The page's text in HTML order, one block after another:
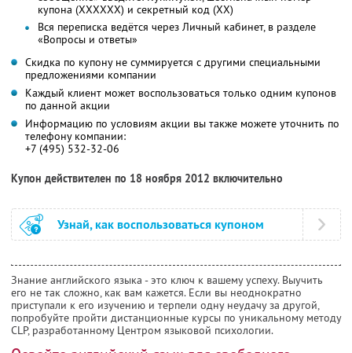
купона (ХХХХХХ) и секретный код (ХХ)
Вся переписка ведётся через Личный кабинет, в разделе
«Вопросы и ответы»
Скидка по купону не суммируется с другими специальными
предложениями компании
Каждый клиент может воспользоваться только одним купонов
по данной акции
Информацию по условиям акции вы также можете уточнить по
телефону компании:
+7 (495) 532-32-06
Купон действителен по 18 ноября 2012 включительно
Узнай, как воспользоваться купоном
Знание английского языка - это ключ к вашему успеху. Выучить
его не так сложно, как вам кажется. Если вы неоднократно
приступали к его изучению и терпели одну неудачу за другой,
попробуйте пройти дистанционные курсы по уникальному методу
CLP, разработанному Центром языковой психологии.